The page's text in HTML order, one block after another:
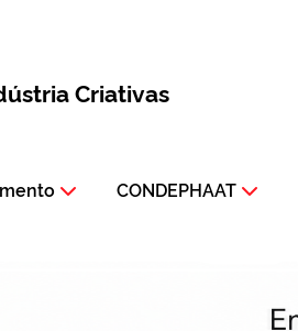
Criativas
CONDEPHAAT